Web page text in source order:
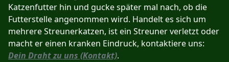
Katzenfutter hin und gucke später mal nach, ob die
Futterstelle angenommen wird. Handelt es sich um
mehrere Streunerkatzen, ist ein Streuner verletzt oder
macht er einen kranken Eindruck, kontaktiere uns:
Dein Draht zu uns (Kontakt).